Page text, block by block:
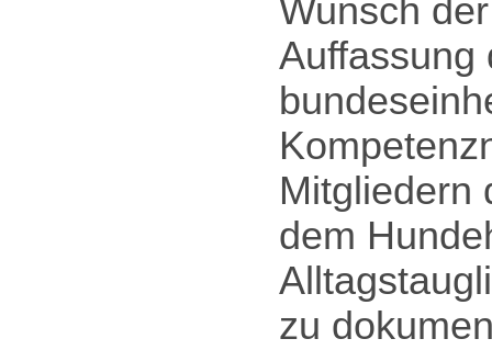
Wunsch
Auffassung
Mitgliedern
dem
zu